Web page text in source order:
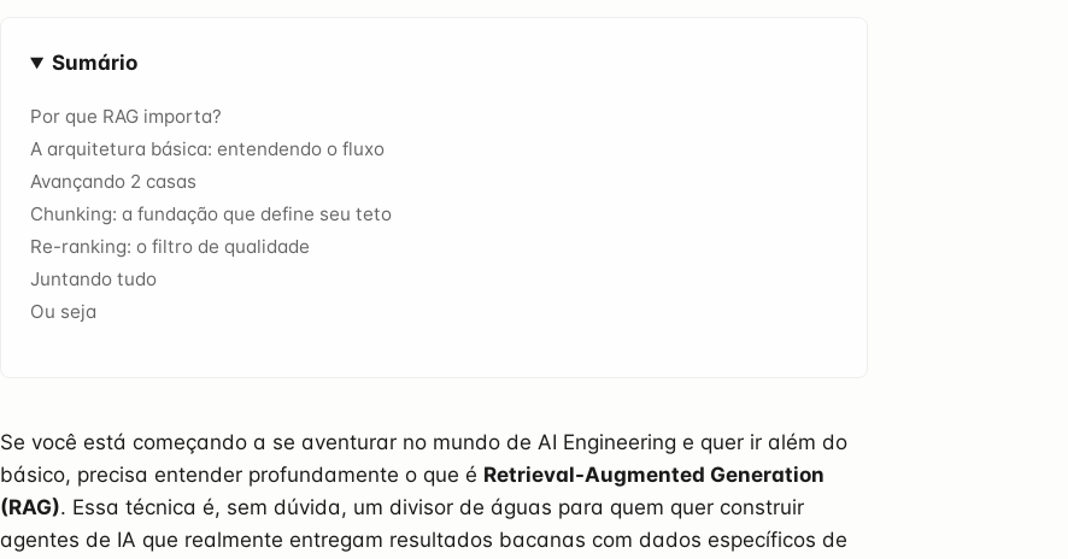
Sumário
Por que RAG importa?
A arquitetura básica: entendendo o fluxo
Avançando 2 casas
Chunking: a fundação que define seu teto
Re-ranking: o filtro de qualidade
Juntando tudo
Ou seja
Se você está começando a se aventurar no mundo de AI Engineering e quer ir além do
básico, precisa entender profundamente o que é Retrieval-Augmented Generation
(RAG). Essa técnica é, sem dúvida, um divisor de águas para quem quer construir
agentes de IA que realmente entregam resultados bacanas com dados específicos de